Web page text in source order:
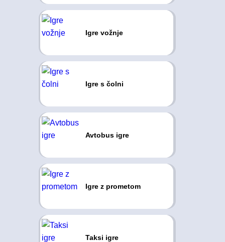
Igre vožnje
Igre s čolni
Avtobus igre
Igre z prometom
Taksi igre